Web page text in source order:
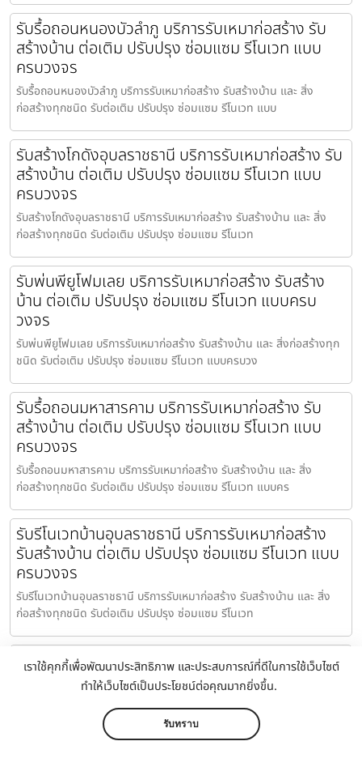
เราใช้คุกกี้เพื่อพัฒนาประสิทธิภาพ และประสบการณ์ที่ดีในการใช้เว็บไซต์
ทำให้เว็บไซต์เป็นประโยชน์ต่อคุณมากยิ่งขึ้น.
รับทราบ
รับรื้อถอนหนองบัวลำภู บริการรับเหมาก่อสร้าง รับ
สร้างบ้าน ต่อเติม ปรับปรุง ซ่อมแซม รีโนเวท แบบ
ครบวงจร
รับรื้อถอนหนองบัวลำภู บริการรับเหมาก่อสร้าง รับสร้างบ้าน และ สิ่ง
ก่อสร้างทุกชนิด รับต่อเติม ปรับปรุง ซ่อมแซม รีโนเวท แบบ
รับสร้างโกดังอุบลราชธานี บริการรับเหมาก่อสร้าง รับ
สร้างบ้าน ต่อเติม ปรับปรุง ซ่อมแซม รีโนเวท แบบ
ครบวงจร
รับสร้างโกดังอุบลราชธานี บริการรับเหมาก่อสร้าง รับสร้างบ้าน และ สิ่ง
ก่อสร้างทุกชนิด รับต่อเติม ปรับปรุง ซ่อมแซม รีโนเวท
รับพ่นพียูโฟมเลย บริการรับเหมาก่อสร้าง รับสร้าง
บ้าน ต่อเติม ปรับปรุง ซ่อมแซม รีโนเวท แบบครบ
วงจร
รับพ่นพียูโฟมเลย บริการรับเหมาก่อสร้าง รับสร้างบ้าน และ สิ่งก่อสร้างทุก
ชนิด รับต่อเติม ปรับปรุง ซ่อมแซม รีโนเวท แบบครบวง
รับรื้อถอนมหาสารคาม บริการรับเหมาก่อสร้าง รับ
สร้างบ้าน ต่อเติม ปรับปรุง ซ่อมแซม รีโนเวท แบบ
ครบวงจร
รับรื้อถอนมหาสารคาม บริการรับเหมาก่อสร้าง รับสร้างบ้าน และ สิ่ง
ก่อสร้างทุกชนิด รับต่อเติม ปรับปรุง ซ่อมแซม รีโนเวท แบบคร
รับรีโนเวทบ้านอุบลราชธานี บริการรับเหมาก่อสร้าง
รับสร้างบ้าน ต่อเติม ปรับปรุง ซ่อมแซม รีโนเวท แบบ
ครบวงจร
รับรีโนเวทบ้านอุบลราชธานี บริการรับเหมาก่อสร้าง รับสร้างบ้าน และ สิ่ง
ก่อสร้างทุกชนิด รับต่อเติม ปรับปรุง ซ่อมแซม รีโนเวท
บริษัทรับเหมาก่อสร้างมหาสารคาม บริการรับเหมา
ก่อสร้าง รับสร้างบ้าน ต่อเติม ปรับปรุง ซ่อมแซม รีโน
บริษัทรับเหมาก่อสร้างมหาสารคาม บริการรับเหมาก่อสร้าง รับสร้างบ้าน
และ สิ่งก่อสร้างทุกชนิด รับต่อเติม ปรับปรุง ซ่อมแซม รี